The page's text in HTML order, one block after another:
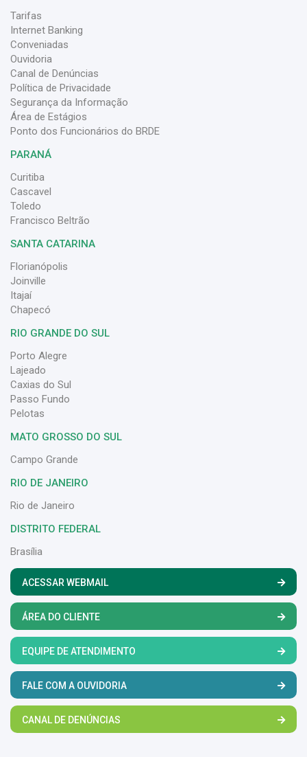
Tarifas
Internet Banking
Conveniadas
Ouvidoria
Canal de Denúncias
Política de Privacidade
Segurança da Informação
Área de Estágios
Ponto dos Funcionários do BRDE
PARANÁ
Curitiba
Cascavel
Toledo
Francisco Beltrão
SANTA CATARINA
Florianópolis
Joinville
Itajaí
Chapecó
RIO GRANDE DO SUL
Porto Alegre
Lajeado
Caxias do Sul
Passo Fundo
Pelotas
MATO GROSSO DO SUL
Campo Grande
RIO DE JANEIRO
Rio de Janeiro
DISTRITO FEDERAL
Brasília
ACESSAR WEBMAIL
ÁREA DO CLIENTE
EQUIPE DE ATENDIMENTO
FALE COM A OUVIDORIA
CANAL DE DENÚNCIAS